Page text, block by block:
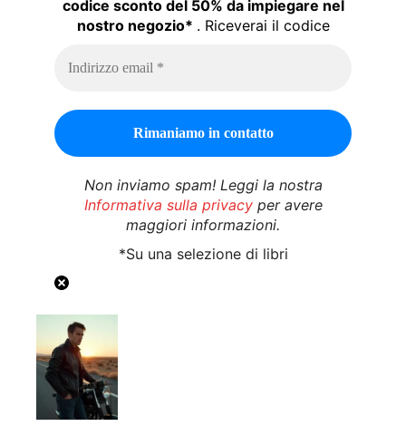
codice sconto del 50% da impiegare nel
nostro negozio* . Riceverai il codice
Non inviamo spam! Leggi la nostra
Informativa sulla privacyper avere
maggiori informazioni.
*Su una selezione di libri